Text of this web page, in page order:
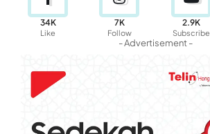
34K
Like
7K
Follow
2.9K
Subscribe
- Advertisement -